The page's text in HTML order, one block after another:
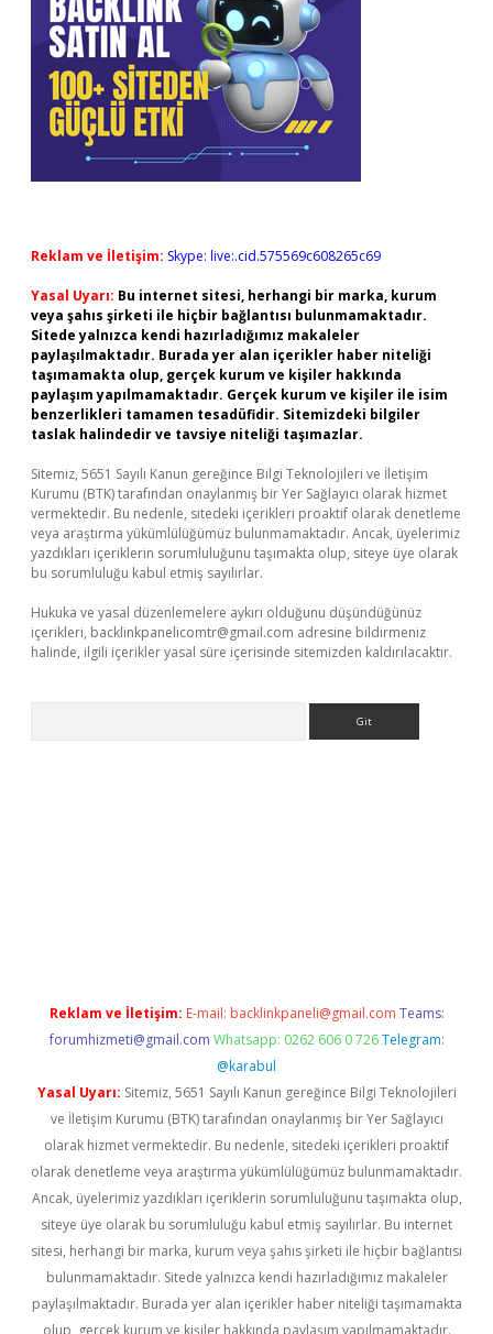
Reklam ve İletişim: Skype: live:.cid.575569c608265c69
Yasal Uyarı: Bu internet sitesi, herhangi bir marka, kurum
veya şahıs şirketi ile hiçbir bağlantısı bulunmamaktadır.
Sitede yalnızca kendi hazırladığımız makaleler
paylaşılmaktadır. Burada yer alan içerikler haber niteliği
taşımamakta olup, gerçek kurum ve kişiler hakkında
paylaşım yapılmamaktadır. Gerçek kurum ve kişiler ile isim
benzerlikleri tamamen tesadüfidir. Sitemizdeki bilgiler
taslak halindedir ve tavsiye niteliği taşımazlar.
Sitemiz, 5651 Sayılı Kanun gereğince Bilgi Teknolojileri ve İletişim
Kurumu (BTK) tarafından onaylanmış bir Yer Sağlayıcı olarak hizmet
vermektedir. Bu nedenle, sitedeki içerikleri proaktif olarak denetleme
veya araştırma yükümlülüğümüz bulunmamaktadır. Ancak, üyelerimiz
yazdıkları içeriklerin sorumluluğunu taşımakta olup, siteye üye olarak
bu sorumluluğu kabul etmiş sayılırlar.
Hukuka ve yasal düzenlemelere aykırı olduğunu düşündüğünüz
içerikleri, backlinkpanelicomtr@gmail.com adresine bildirmeniz
halinde, ilgili içerikler yasal süre içerisinde sitemizden kaldırılacaktır.
Reklam ve İletişim: E-mail: backlinkpaneli@gmail.com Teams:
forumhizmeti@gmail.com Whatsapp: 0262 606 0 726 Telegram:
@karabul
Yasal Uyarı: Sitemiz, 5651 Sayılı Kanun gereğince Bilgi Teknolojileri
ve İletişim Kurumu (BTK) tarafından onaylanmış bir Yer Sağlayıcı
olarak hizmet vermektedir. Bu nedenle, sitedeki içerikleri proaktif
olarak denetleme veya araştırma yükümlülüğümüz bulunmamaktadır.
Ancak, üyelerimiz yazdıkları içeriklerin sorumluluğunu taşımakta olup,
siteye üye olarak bu sorumluluğu kabul etmiş sayılırlar. Bu internet
sitesi, herhangi bir marka, kurum veya şahıs şirketi ile hiçbir bağlantısı
bulunmamaktadır. Sitede yalnızca kendi hazırladığımız makaleler
paylaşılmaktadır. Burada yer alan içerikler haber niteliği taşımamakta
olup, gerçek kurum ve kişiler hakkında paylaşım yapılmamaktadır.